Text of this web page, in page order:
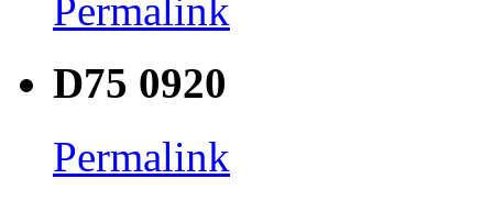
Permalink
D75 0920
Permalink